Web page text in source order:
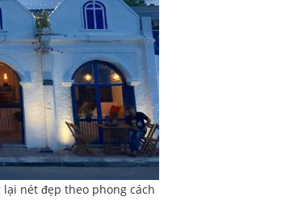
nét đẹp theo phong cách